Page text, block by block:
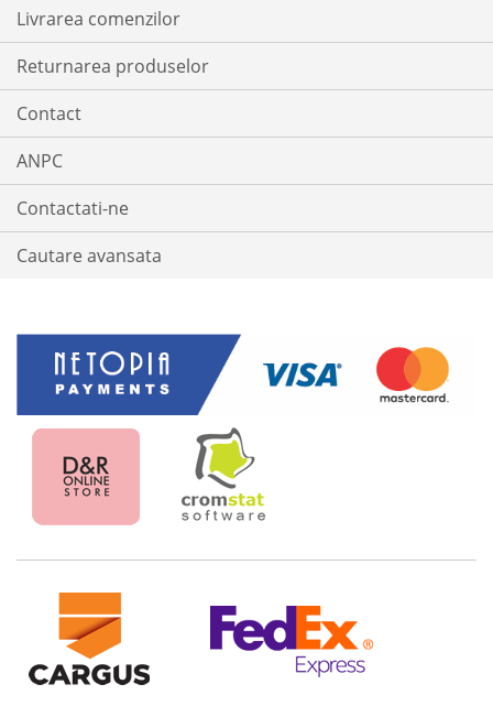
Livrarea comenzilor
Returnarea produselor
Contact
ANPC
Contactati-ne
Cautare avansata